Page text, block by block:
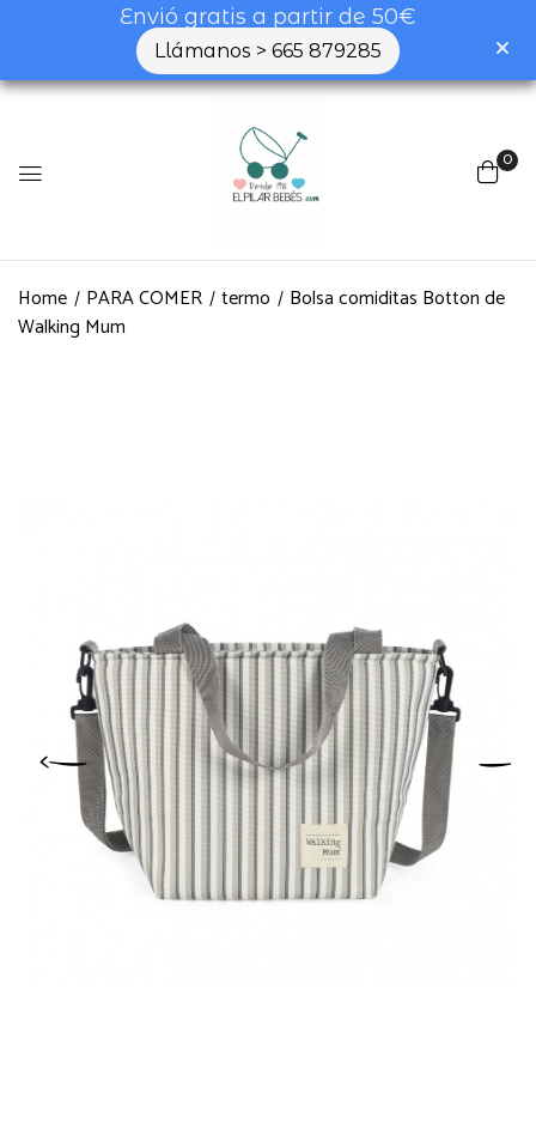
Envió gratis a partir de 50€
Llámanos > 665 879285
0
Home PARA COMER termo
Bolsa comiditas Botton de
Walking Mum